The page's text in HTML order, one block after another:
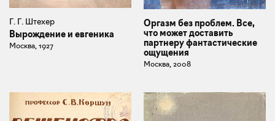
Г. Г. Штехер
Вырождение и евгеника
Москва, 1927
Оргазм без проблем. Все,
что может доставить
партнеру фантастические
ощущения
Москва, 2008